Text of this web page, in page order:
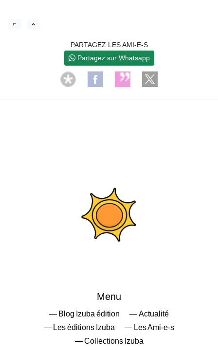
PARTAGEZ LES AMI-E-S
Partagez sur Whatsapp
Menu
— Blog Izuba édition
— Actualité
— Les éditions Izuba
— Les Ami-e-s
— Collections Izuba